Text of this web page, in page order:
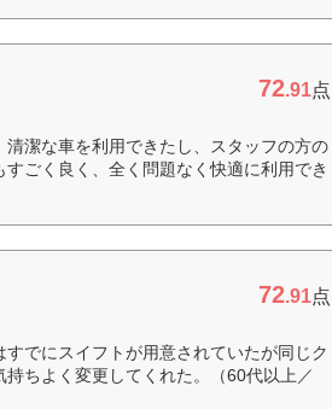
72.91点
潔な車を利用できたし、スタッフの方の
ごく良く、全く問題なく快適に利用でき
72.91点
でにスイフトが用意されていたが同じク
ちよく変更してくれた。（60代以上／